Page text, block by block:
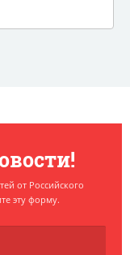
от Российского
эту форму.